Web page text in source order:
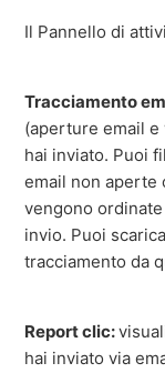
Il Pannello di
Tracciamento
(aperture email e
hai inviato. Puoi
email non aperte
vengono
invio. Puoi
tracciamento da
Report clic:
hai inviato via